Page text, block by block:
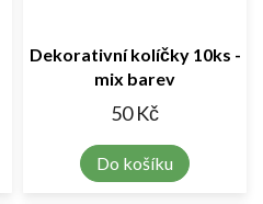
Dekorativní kolíčky 10ks -
mix barev
50 Kč
Do košíku